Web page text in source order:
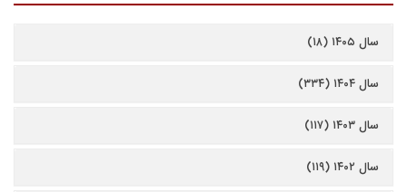
سال ۱۴۰۵ (۱۸)
سال ۱۴۰۴ (۳۳۴)
سال ۱۴۰۳ (۱۱۷)
سال ۱۴۰۲ (۱۱۹)